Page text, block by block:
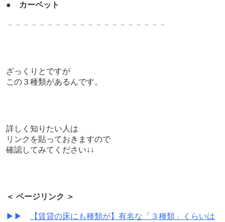
● カーペット
－－－－－－－－－－－－－ －－－－－－－
ざっくりとですが
この３種類があるんです。
詳しく知りたい人は
リンクを貼っておきますので
確認してみてください↓↓
＜ ページリンク ＞
▶▶
【賃貸の床にも種類が】有名な「３種類」くらいは